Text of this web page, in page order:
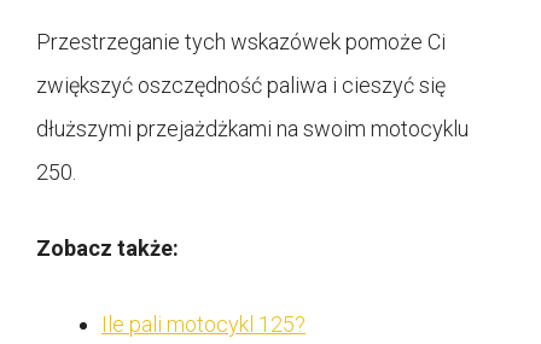
Przestrzeganie tych wskazówek pomoże Ci
zwiększyć oszczędność paliwa i cieszyć się
dłuższymi przejażdżkami na swoim motocyklu
250.
Zobacz także:
Ile pali motocykl 125?